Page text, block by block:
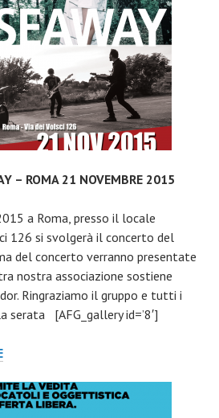
REGGIO
EMILIA
– ROMA 21 NOVEMBRE 2015
a Roma, presso il locale
126 si svolgerà il concerto del
del concerto verranno presentate
nostra associazione sostiene
Ringraziamo il gruppo e tutti i
serata [AFG_gallery id=’8′]
CONCERTO
–
ROMA